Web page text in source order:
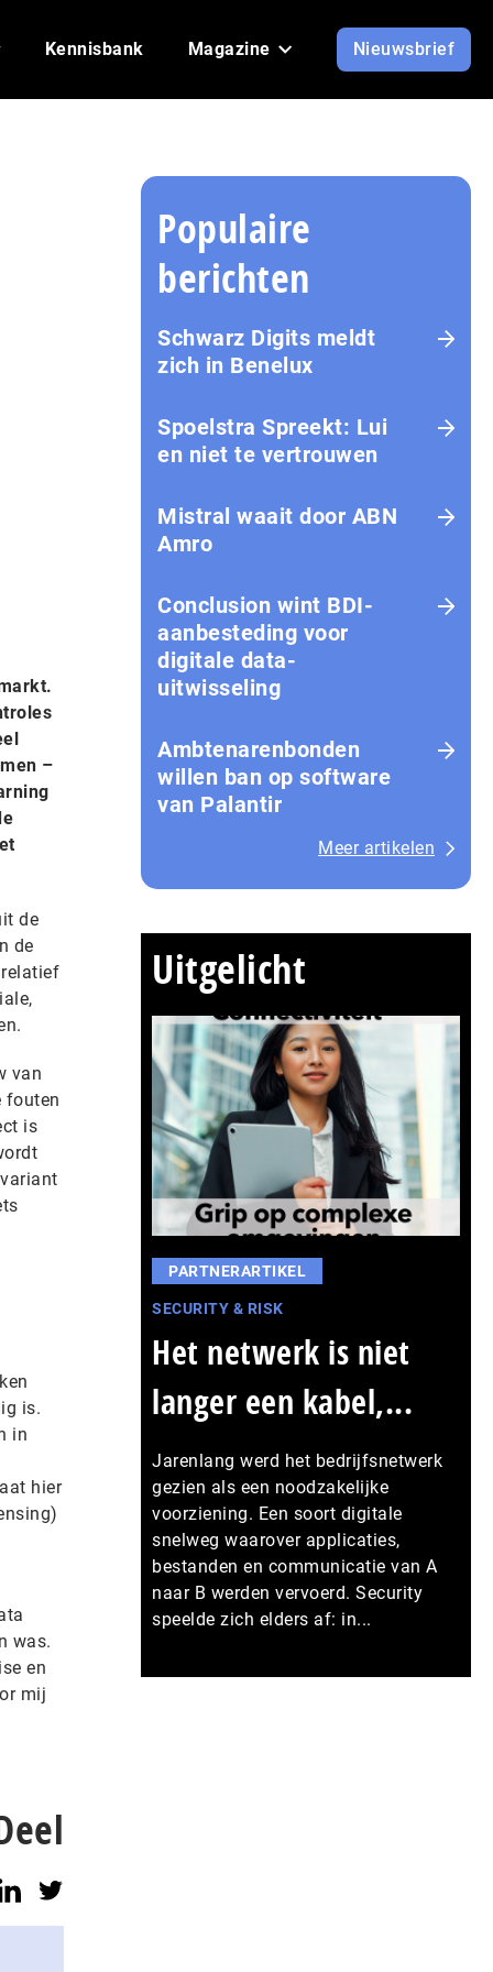
Kennisbank Magazine Nieuwsbrief
–
de
de
van
fouten
is
is.
in
hier
was.
en
mij
Populaire
berichten
Schwarz Digits meldt
zich in Benelux
Spoelstra Spreekt: Lui
en niet te vertrouwen
Mistral waait door ABN
Amro
Conclusion wint BDI-
aanbesteding voor
digitale data-
uitwisseling
Ambtenarenbonden
willen ban op software
van Palantir
Meer artikelen
Uitgelicht
PARTNERARTIKEL
SECURITY & RISK
Het netwerk is niet
langer een kabel,...
Jarenlang werd het bedrijfsnetwerk
gezien als een noodzakelijke
voorziening. Een soort digitale
snelweg waarover applicaties,
bestanden en communicatie van A
naar B werden vervoerd. Security
speelde zich elders af: in...